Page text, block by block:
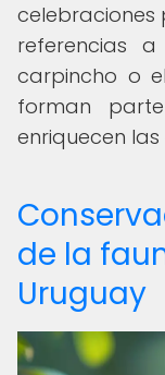
celebraciones
referencias
carpincho o
forman
enriquecen
de la
Uruguay